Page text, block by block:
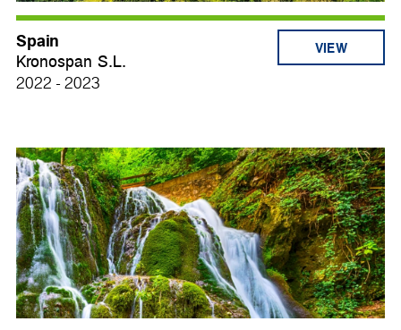
Spain
Kronospan S.L.
2022 - 2023
VIEW